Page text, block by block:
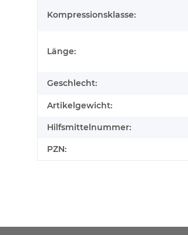
Kompressionsklasse:
Länge:
Geschlecht:
Artikelgewicht:
Hilfsmittelnummer:
PZN: